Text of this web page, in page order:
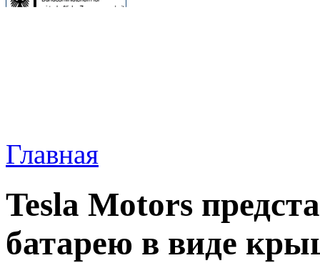
Главная
Tesla Motors
батарею в виде